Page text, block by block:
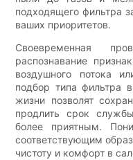
подходящего фильтра
ваших приоритетов.
Своевременная
распознавание
воздушного потока
подбор типа фильтра
жизни позволят
продлить срок
более приятным.
соответствующим
чистоту и комфорт в